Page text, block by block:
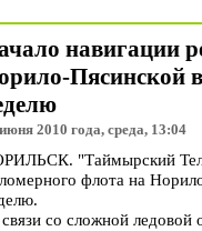
навигации
Пясинской
2010 года, среда, 13:04
"Таймырский
флота на
со сложной ледовой